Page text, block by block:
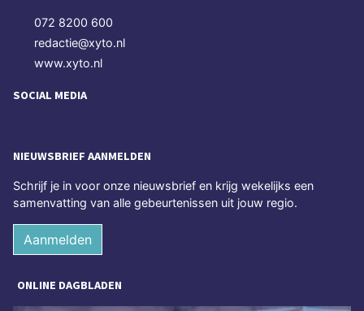
072 8200 600
redactie@xyto.nl
www.xyto.nl
SOCIAL MEDIA
NIEUWSBRIEF AANMELDEN
Schrijf je in voor onze nieuwsbrief en krijg wekelijks een
samenvatting van alle gebeurtenissen uit jouw regio.
Aanmelden
ONLINE DAGBLADEN